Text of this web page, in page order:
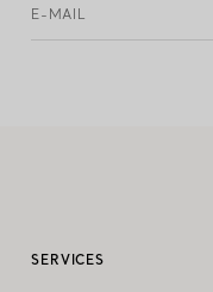
E-MAIL
SERVICES